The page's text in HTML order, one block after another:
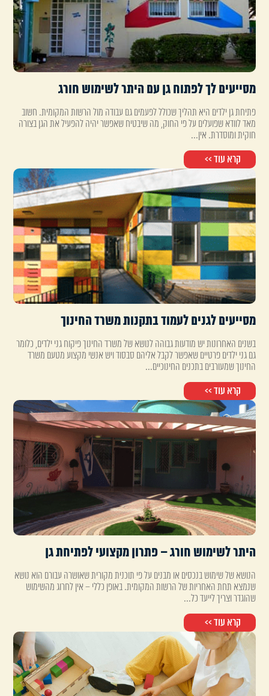
מסייעים לך לפתוח גן עם היתר לשימוש חורג
פתיחת גן ילדים היא תהליך שכולל לפעמים גם עבודה מול הרשות המקומית. חשוב
מאד לוודא שפועלים על פי החוק, מה שיבטיח שאפשר יהיה להפעיל את הגן בצורה
חוקית ומוסדרת. אין...
קרא עוד >>
מסייעים לגנים לעמוד בתקנות משרד החינוך
בשנים האחרונות יש מודעות גבוהה לנושא של משרד החינוך פיקוח גני ילדים, כלומר
גם גני ילדים פרטיים שאפשר לקבל אליהם סבסוד ויש אנשי מקצוע מטעם משרד
החינוך שמעורבים בתכנים החינוכיים...
קרא עוד >>
היתר לשימוש חורג – פתרון מקצועי לפתיחת גן
הנושא של שימוש בנכסים או מבנים על פי תוכנית מקורית שאושרה עבורם הוא נושא
שנמצא תחת האחריות של הרשות המקומית. באופן כללי – אין לחרוג מהשימוש
שהוגדר וצריך לייעד כל...
קרא עוד >>